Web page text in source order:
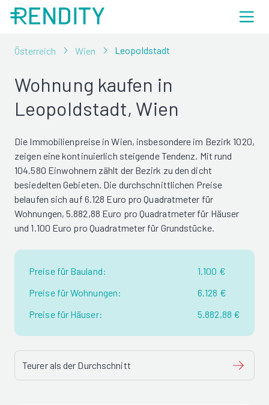
Österreich Wien Leopoldstadt
Wohnung kaufen in
Leopoldstadt, Wien
Die Immobilienpreise in Wien, insbesondere im Bezirk 1020,
zeigen eine kontinuierlich steigende Tendenz. Mit rund
104.580 Einwohnern zählt der Bezirk zu den dicht
besiedelten Gebieten. Die durchschnittlichen Preise
belaufen sich auf 6.128 Euro pro Quadratmeter für
Wohnungen, 5.882,88 Euro pro Quadratmeter für Häuser
und 1.100 Euro pro Quadratmeter für Grundstücke.
Preise für Bauland:
1.100 €
Preise für Wohnungen:
6.128 €
Preise für Häuser:
5.882,88 €
Teurer als der Durchschnitt